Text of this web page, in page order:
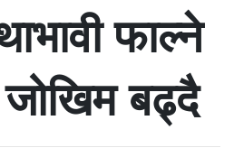
फाल्ने
बढ्दै